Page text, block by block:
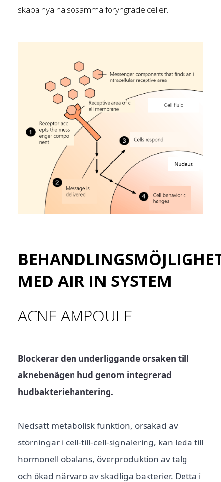
skapa nya hälsosamma föryngrade celler.
MED AIR IN SYSTEM
ACNE AMPOULE
Blockerar den underliggande orsaken till
aknebenägen hud genom integrerad
hudbakteriehantering.
Nedsatt metabolisk funktion, orsakad av
störningar i cell-till-cell-signalering, kan leda till
hormonell obalans, överproduktion av talg
och ökad närvaro av skadliga bakterier. Detta i